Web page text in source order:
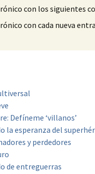
con los siguientes
con cada nueva
Defíneme ‘villanos’
la esperanza del
y perdedores
de entreguerras